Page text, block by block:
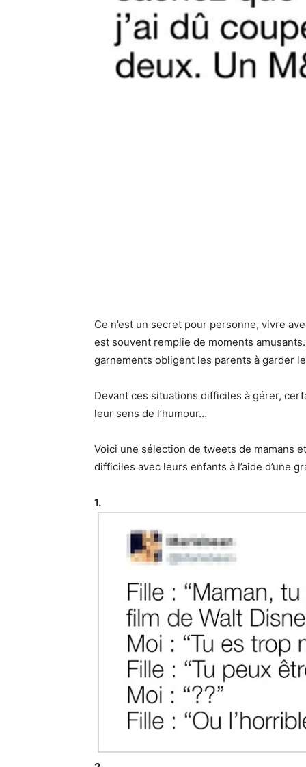
Ce n’est un secret pour personne, vivre
est souvent remplie de moments
garnements obligent les parents à garder
Devant ces situations difficiles à gérer,
leur sens de l’humour…
Voici une sélection de tweets de mamans
difficiles avec leurs enfants à l’aide d’une
1.